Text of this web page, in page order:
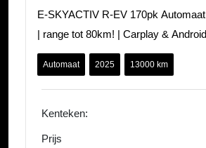
E-SKYACTIV R-EV 170pk
| range tot 80km! | Carplay & Android |
Stoelverwarming | A Camera |
Automaat 2025 13000 km
Kenteken:
Prijs